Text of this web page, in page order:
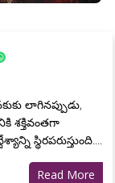
లాగినప్పుడు,
శక్తివంతగా
స్థిరపరుస్తుంది....
Read More